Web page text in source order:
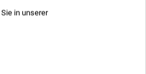
in unserer
Uhr
Kunst-Mentorin. Langjährige
Technische Beraterin